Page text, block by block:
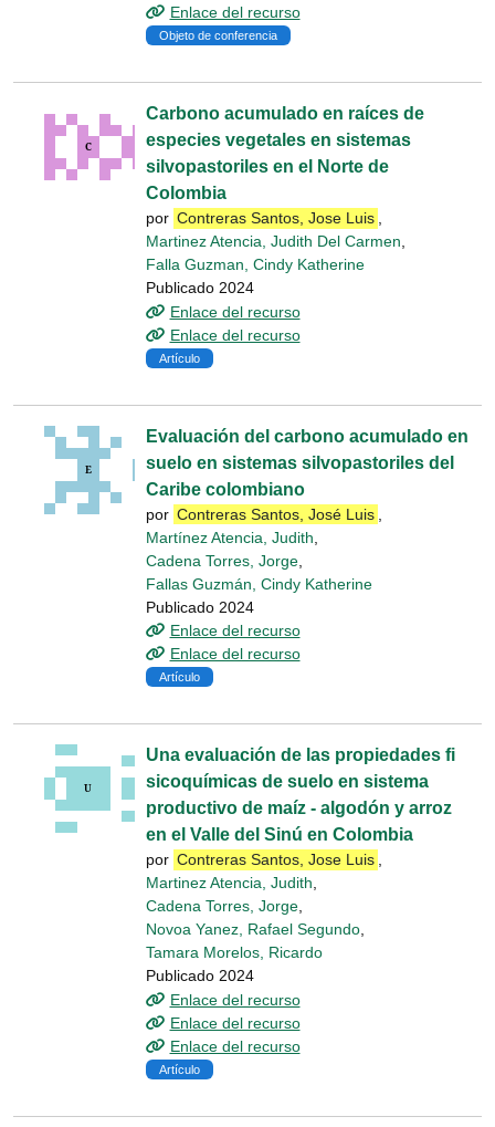
Enlace del recurso
Objeto de conferencia
Carbono acumulado en raíces de
especies vegetales en sistemas
silvopastoriles en el Norte de
Colombia
por Contreras Santos, Jose Luis ,
Martinez Atencia, Judith Del Carmen,
Falla Guzman, Cindy Katherine
Publicado 2024
Enlace del recurso
Enlace del recurso
Artículo
Evaluación del carbono acumulado en
suelo en sistemas silvopastoriles del
Caribe colombiano
por Contreras Santos, José Luis
Martínez Atencia, Judith
Cadena Torres, Jorge
Fallas Guzmán, Cindy Katherine
Publicado 2024
Enlace del recurso
Enlace del recurso
Artículo
Una evaluación de las propiedades fi
sicoquímicas de suelo en sistema
productivo de maíz - algodón y arroz
en el Valle del Sinú en Colombia
por Contreras Santos, Jose Luis ,
Martinez Atencia, Judith,
Cadena Torres, Jorge,
Novoa Yanez, Rafael Segundo,
Tamara Morelos, Ricardo
Publicado 2024
Enlace del recurso
Enlace del recurso
Enlace del recurso
Artículo